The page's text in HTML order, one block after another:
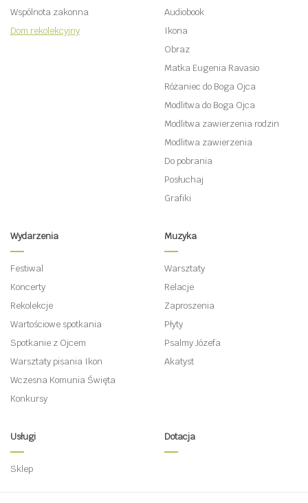
Wspólnota zakonna
Dom rekolekcyjny
Audiobook
Ikona
Obraz
Matka Eugenia Ravasio
Różaniec do Boga Ojca
Modlitwa do Boga Ojca
Modlitwa zawierzenia rodzin
Modlitwa zawierzenia
Do pobrania
Posłuchaj
Grafiki
Wydarzenia
Festiwal
Koncerty
Rekolekcje
Wartościowe spotkania
Spotkanie z Ojcem
Warsztaty pisania Ikon
Wczesna Komunia Święta
Konkursy
Muzyka
Warsztaty
Relacje
Zaproszenia
Płyty
Psalmy Józefa
Akatyst
Usługi
Sklep
Dotacja